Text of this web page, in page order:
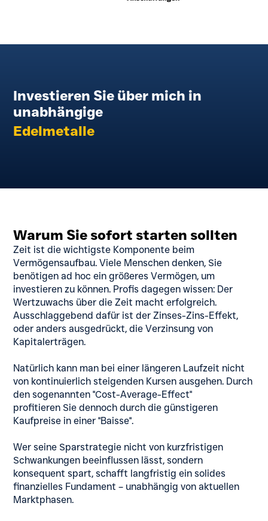
Investieren Sie über mich in
unabhängige
Edelmetalle
Warum Sie sofort starten sollten
Zeit ist die wichtigste Komponente beim
Vermögensaufbau. Viele Menschen denken, Sie
benötigen ad hoc ein größeres Vermögen, um
investieren zu können. Profis dagegen wissen: Der
Wertzuwachs über die Zeit macht erfolgreich.
Ausschlaggebend dafür ist der Zinses-Zins-Effekt,
oder anders ausgedrückt, die Verzinsung von
Kapitalerträgen.
Natürlich kann man bei einer längeren Laufzeit nicht
von kontinuierlich steigenden Kursen ausgehen. Durch
den sogenannten "Cost-Average-Effect"
profitieren Sie dennoch durch die günstigeren
Kaufpreise in einer "Baisse".
Wer seine Sparstrategie nicht von kurzfristigen
Schwankungen beeinflussen lässt, sondern
konsequent spart, schafft langfristig ein solides
finanzielles Fundament – unabhängig von aktuellen
Marktphasen.